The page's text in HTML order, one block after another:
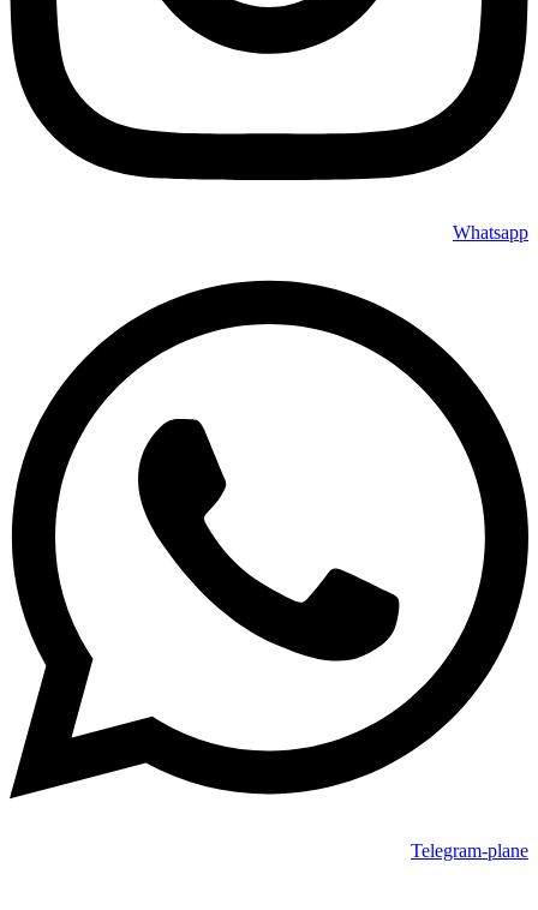
Whatsapp
Telegram-plane